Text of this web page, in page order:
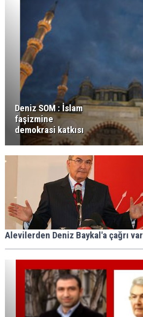
Deniz SOM : İslam
faşizmine
demokrasi katkısı
Alevilerden Deniz Baykal'a çağrı var